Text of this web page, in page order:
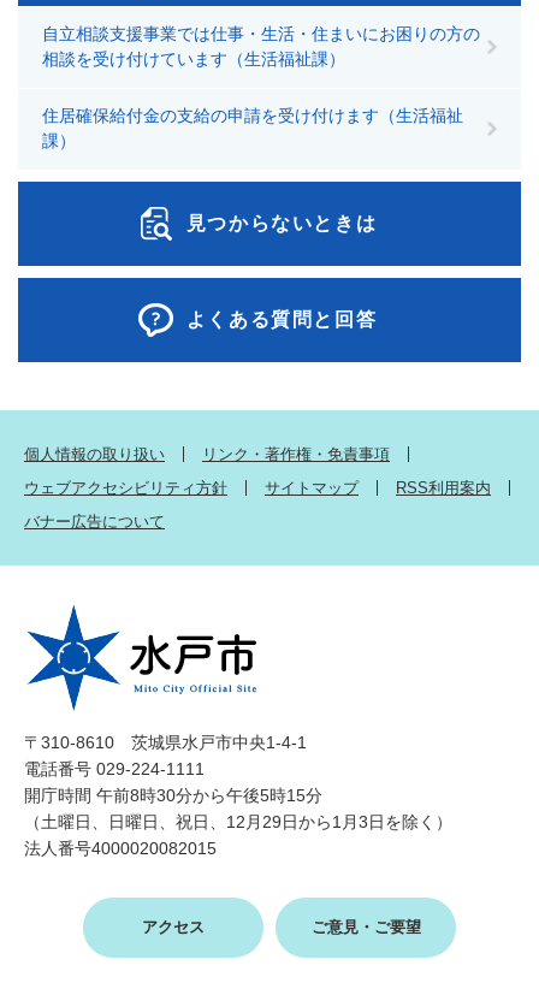
自立相談支援事業では仕事・生活・住まいにお困りの方の
相談を受け付けています（生活福祉課）
住居確保給付金の支給の申請を受け付けます（生活福祉
課）
見つからないときは
よくある質問と回答
個人情報の取り扱い
リンク・著作権・免責事項
ウェブアクセシビリティ方針
サイトマップ
RSS利用案内
バナー広告について
〒310-8610 茨城県水戸市中央1-4-1
電話番号 029-224-1111
開庁時間 午前8時30分から午後5時15分
（土曜日、日曜日、祝日、12月29日から1月3日を除く）
法人番号4000020082015
アクセス ご意見・ご要望